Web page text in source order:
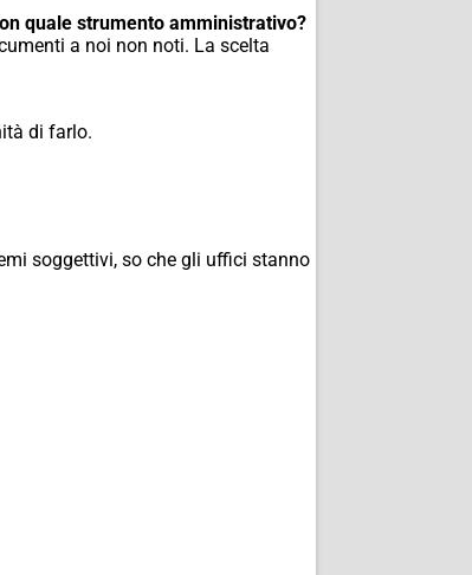
quale strumento amministrativo?
a noi non noti. La scelta
di farlo.
soggettivi, so che gli uffici stanno